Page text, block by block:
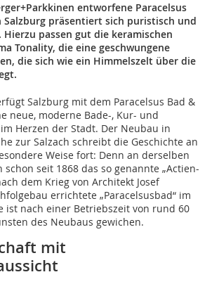
entworfene Paracelsus
Salzburg präsentiert sich puristisch und
Hierzu passen gut die keramischen
Tonality, die eine geschwungene
die sich wie ein Himmelszelt über die
Salzburg mit dem Paracelsus Bad &
neue, moderne Bade-, Kur- und
Herzen der Stadt. Der Neubau in
zur Salzach schreibt die Geschichte an
Weise fort: Denn an derselben
seit 1868 das so genannte „Actien-
dem Krieg von Architekt Josef
errichtete „Paracelsusbad“ im
ist nach einer Betriebszeit von rund 60
des Neubaus gewichen.
mit